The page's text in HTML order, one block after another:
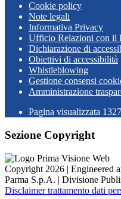
Cookie policy
Note legali
Informativa Privacy
Ufficio Relazioni con il
Dichiarazione di
Obiettivi di accessibilità
Whistleblowing
Gestione consensi
Amministrazione
Pagina visualizzata 1327
Sezione Copyright
Copyright 2026 | Engineered
Parma S.p.A. | Divisione
Disclaimer trattamento dati